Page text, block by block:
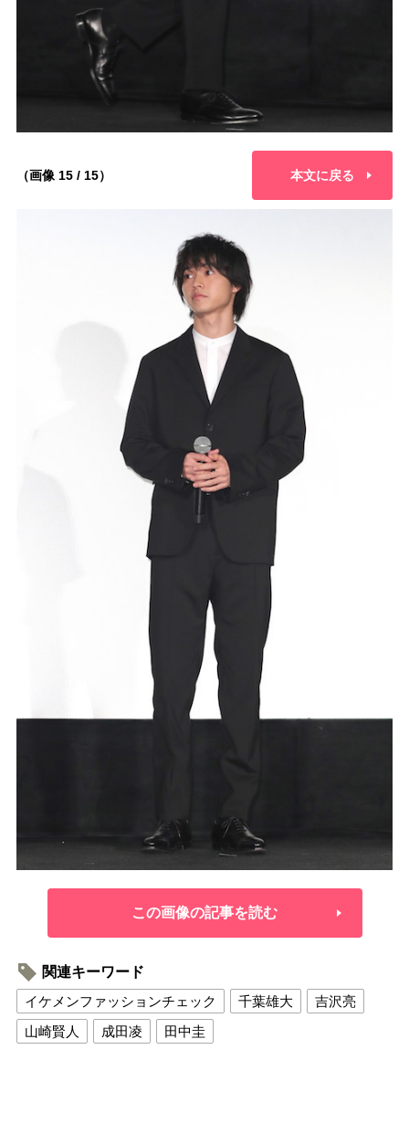
（画像 15 / 15） 本文に戻る
この画像の記事を読む
関連キーワード
イケメンファッションチェック
千葉雄大
吉沢亮
山崎賢人
成田凌 田中圭